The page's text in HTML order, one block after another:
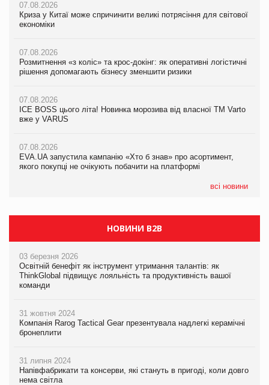
07.08.2026
Криза у Китаї може спричинити великі потрясіння для світової
економіки
07.08.2026
Розмитнення «з коліс» та крос-докінг: як оперативні логістичні
рішення допомагають бізнесу зменшити ризики
07.08.2026
ICE BOSS цього літа! Новинка морозива від власної ТМ Varto
вже у VARUS
07.08.2026
EVA.UA запустила кампанію «Хто б знав» про асортимент,
якого покупці не очікують побачити на платформі
всі новини
07.08.2026
Криза у Китаї може спричинити великі потрясіння для світової
економіки
07.08.2026
Розмитнення «з коліс» та крос-докінг: як оперативні логістичні
рішення допомагають бізнесу зменшити ризики
07.08.2026
ICE BOSS цього літа! Новинка морозива від власної ТМ Varto
вже у VARUS
07.08.2026
EVA.UA запустила кампанію «Хто б знав» про асортимент,
якого покупці не очікують побачити на платформі
07.08.2026
Криза у Китаї може спричинити великі потрясіння для світової
економіки
07.08.2026
Kraft Heinz скоротила збиток у першому півріччі
Продажі Hugo Boss впали на 9%
НОВИНИ B2B
03 березня 2026
Освітній бенефіт як інструмент утримання талантів: як
ThinkGlobal підвищує лояльність та продуктивність вашої
команди
31 жовтня 2024
Компанія Rarog Tactical Gear презентувала надлегкі керамічні
бронеплити
31 липня 2024
Напівфабрикати та консерви, які стануть в пригоді, коли довго
нема світла